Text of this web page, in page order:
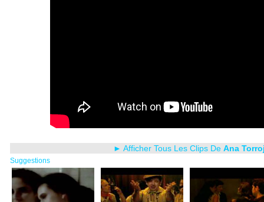
► Afficher Tous Les Clips De Ana
Suggestions